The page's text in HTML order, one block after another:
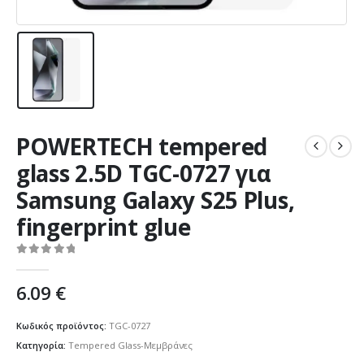
POWERTECH tempered
glass 2.5D TGC-0727 για
Samsung Galaxy S25 Plus,
fingerprint glue
6.09 €
Κωδικός προϊόντος: TGC-0727
Κατηγορία: Tempered Glass-Μεμβράνες